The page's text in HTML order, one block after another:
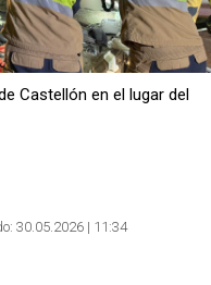
Castellón en el lugar del
30.05.2026 | 11:34